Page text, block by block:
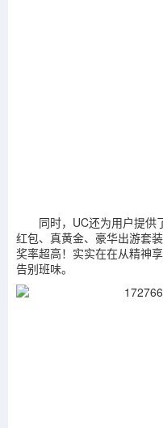
同时，UC还为用户提供
红包、真黄金、豪华出游套
奖率超高！实实在在从精神
告别班味。